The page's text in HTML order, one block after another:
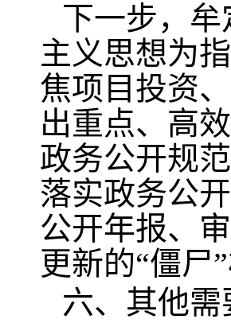
下一步，
主义思想为
焦项目投资
出重点、高
政务公开规
落实政务公
公开年报、
更新的“僵尸
六、其他